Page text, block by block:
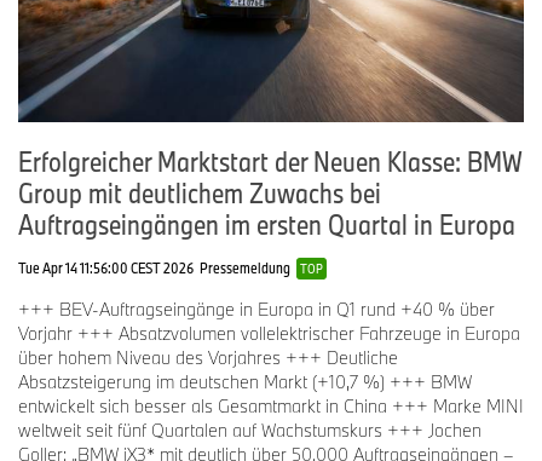
Rolls-Royce 1.415 +9,4% 2.796
BMW Motorrad 61.309 -8,0%
PHEV
2. Quartal
2025
Vergleich zum
Vorjahr %
Bis/per
Juni 2025
Europa 255.910 +10,1% 497.778
Erfolgreicher Marktstart der Neuen Klasse: BMW
Group mit deutlichem Zuwachs bei
Auftragseingängen im ersten Quartal in Europa
Tue Apr 14 11:56:00 CEST 2026 Pressemeldung TOP
+++ BEV-Auftragseingänge in Europa in Q1 rund +40 % über
Vorjahr +++ Absatzvolumen vollelektrischer Fahrzeuge in Europa
über hohem Niveau des Vorjahres +++ Deutliche
Absatzsteigerung im deutschen Markt (+10,7 %) +++ BMW
entwickelt sich besser als Gesamtmarkt in China +++ Marke MINI
weltweit seit fünf Quartalen auf Wachstumskurs +++ Jochen
Goller: „BMW iX3* mit deutlich über 50.000 Auftragseingängen –